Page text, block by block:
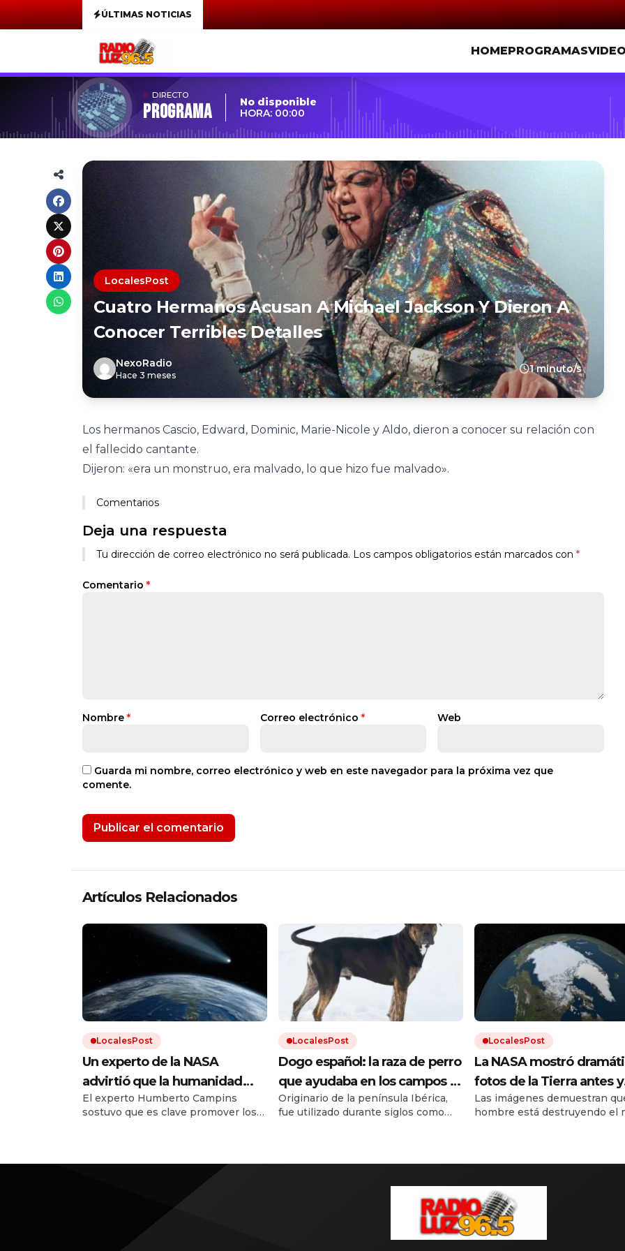
ÚLTIMAS NOTICIAS
HOMEPROGRAMAS
DIRECTO
Programa
No disponible
HORA: 00:00
LocalesPost
Cuatro Hermanos Acusan A Michael Jackson Y Dieron A
Conocer Terribles Detalles
NexoRadio
Hace 3 meses
1 minuto/s
Los hermanos Cascio, Edward, Dominic, Marie-Nicole y Aldo, dieron a conocer su relación con
el fallecido cantante.
Dijeron: «era un monstruo, era malvado, lo que hizo fue malvado».
Comentarios
Deja una respuesta
Tu dirección de correo electrónico no será publicada. Los campos obligatorios están marcados con *
Comentario *
Nombre * Correo electrónico * Web
Guarda mi nombre, correo electrónico y web en este navegador para la próxima vez que
comente.
Artículos Relacionados
LocalesPost
Un experto de la NASA
advirtió que la humanidad
debe prepararse para el
impacto de un asteroide:
El experto Humberto Campins
sostuvo que es clave promover los
LocalesPost
Dogo español: la raza de perro
que ayudaba en los campos y
que está en proceso de
recuperación
Originario de la península Ibérica,
fue utilizado durante siglos como
estuvo al borde la extinción.
LocalesPost
La NASA mostró
fotos de la Tierra antes y
después del cambio
Las imágenes demuestran
hombre está destruyendo el
el resto.